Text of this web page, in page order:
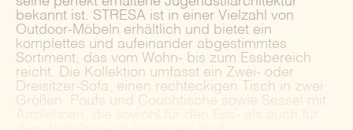
bekannt ist. STRESA ist in einer Vielzahl von
Outdoor-Möbeln erhältlich und bietet ein
komplettes und aufeinander abgestimmtes
Sortiment, das vom Wohn- bis zum Essbereich
reicht. Die Kollektion umfasst ein Zwei- oder
Dreisitzer-Sofa, einen rechteckigen Tisch in zwei
Größen, Poufs und Couchtische sowie Sessel mit